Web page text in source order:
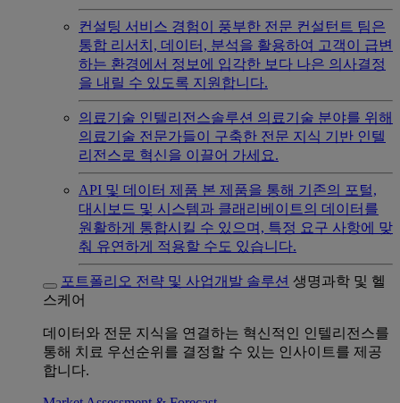
컨설팅 서비스 경험이 풍부한 전문 컨설턴트 팀은
통합 리서치, 데이터, 분석을 활용하여 고객이 급변
하는 환경에서 정보에 입각한 보다 나은 의사결정
을 내릴 수 있도록 지원합니다.
의료기술 인텔리전스솔루션 의료기술 분야를 위해
의료기술 전문가들이 구축한 전문 지식 기반 인텔
리전스로 혁신을 이끌어 가세요.
API 및 데이터 제품 본 제품을 통해 기존의 포털,
대시보드 및 시스템과 클래리베이트의 데이터를
원활하게 통합시킬 수 있으며, 특정 요구 사항에 맞
춰 유연하게 적용할 수도 있습니다.
포트폴리오 전략 및 사업개발 솔루션 생명과학 및 헬
스케어
데이터와 전문 지식을 연결하는 혁신적인 인텔리전스를
통해 치료 우선순위를 결정할 수 있는 인사이트를 제공
합니다.